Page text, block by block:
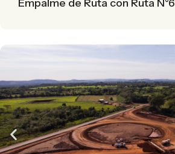
Empalme de Ruta con Ruta N°6